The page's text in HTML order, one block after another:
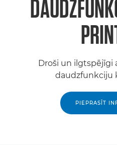
Droši un ilgtspējīgi
daudzfunkciju
PIEPRASĪT